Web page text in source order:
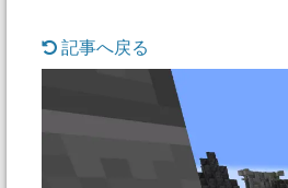
記事へ戻る